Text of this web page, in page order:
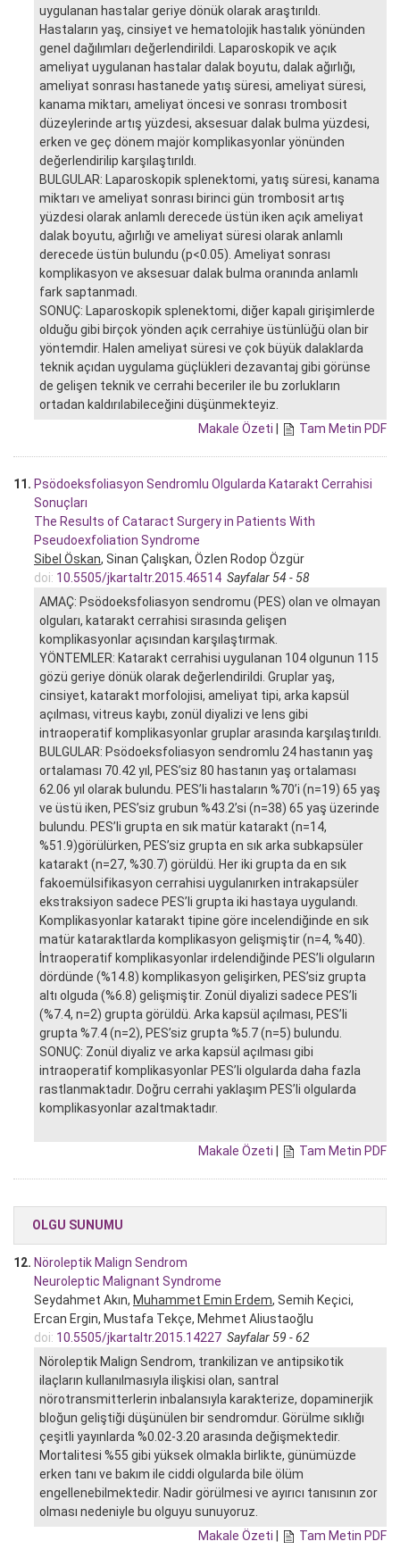
uygulanan hastalar geriye dönük olarak araştırıldı.
Hastaların yaş, cinsiyet ve hematolojik hastalık yönünden
genel dağılımları değerlendirildi. Laparoskopik ve açık
ameliyat uygulanan hastalar dalak boyutu, dalak ağırlığı,
ameliyat sonrası hastanede yatış süresi, ameliyat süresi,
kanama miktarı, ameliyat öncesi ve sonrası trombosit
düzeylerinde artış yüzdesi, aksesuar dalak bulma yüzdesi,
erken ve geç dönem majör komplikasyonlar yönünden
değerlendirilip karşılaştırıldı.
BULGULAR: Laparoskopik splenektomi, yatış süresi, kanama
miktarı ve ameliyat sonrası birinci gün trombosit artış
yüzdesi olarak anlamlı derecede üstün iken açık ameliyat
dalak boyutu, ağırlığı ve ameliyat süresi olarak anlamlı
derecede üstün bulundu (p<0.05). Ameliyat sonrası
komplikasyon ve aksesuar dalak bulma oranında anlamlı
fark saptanmadı.
SONUÇ: Laparoskopik splenektomi, diğer kapalı girişimlerde
olduğu gibi birçok yönden açık cerrahiye üstünlüğü olan bir
yöntemdir. Halen ameliyat süresi ve çok büyük dalaklarda
teknik açıdan uygulama güçlükleri dezavantaj gibi görünse
de gelişen teknik ve cerrahi beceriler ile bu zorlukların
ortadan kaldırılabileceğini düşünmekteyiz.
Makale Özeti | Tam Metin PDF
11. Psödoeksfoliasyon Sendromlu Olgularda Katarakt Cerrahisi
Sonuçları
The Results of Cataract Surgery in Patients With
Pseudoexfoliation Syndrome
Sibel Öskan, Sinan Çalışkan, Özlen Rodop Özgür
doi: 10.5505/jkartaltr.2015.46514 Sayfalar 54 - 58
AMAÇ: Psödoeksfoliasyon sendromu (PES) olan ve olmayan
olguları, katarakt cerrahisi sırasında gelişen
komplikasyonlar açısından karşılaştırmak.
YÖNTEMLER: Katarakt cerrahisi uygulanan 104 olgunun 115
gözü geriye dönük olarak değerlendirildi. Gruplar yaş,
cinsiyet, katarakt morfolojisi, ameliyat tipi, arka kapsül
açılması, vitreus kaybı, zonül diyalizi ve lens gibi
intraoperatif komplikasyonlar gruplar arasında karşılaştırıldı.
BULGULAR: Psödoeksfoliasyon sendromlu 24 hastanın yaş
ortalaması 70.42 yıl, PES’siz 80 hastanın yaş ortalaması
62.06 yıl olarak bulundu. PES’li hastaların %70’i (n=19) 65 yaş
ve üstü iken, PES’siz grubun %43.2’si (n=38) 65 yaş üzerinde
bulundu. PES’li grupta en sık matür katarakt (n=14,
%51.9)görülürken, PES’siz grupta en sık arka subkapsüler
katarakt (n=27, %30.7) görüldü. Her iki grupta da en sık
fakoemülsifikasyon cerrahisi uygulanırken intrakapsüler
ekstraksiyon sadece PES’li grupta iki hastaya uygulandı.
Komplikasyonlar katarakt tipine göre incelendiğinde en sık
matür kataraktlarda komplikasyon gelişmiştir (n=4, %40).
İntraoperatif komplikasyonlar irdelendiğinde PES’li olguların
dördünde (%14.8) komplikasyon gelişirken, PES’siz grupta
altı olguda (%6.8) gelişmiştir. Zonül diyalizi sadece PES’li
(%7.4, n=2) grupta görüldü. Arka kapsül açılması, PES’li
grupta %7.4 (n=2), PES’siz grupta %5.7 (n=5) bulundu.
SONUÇ: Zonül diyaliz ve arka kapsül açılması gibi
intraoperatif komplikasyonlar PES’li olgularda daha fazla
rastlanmaktadır. Doğru cerrahi yaklaşım PES’li olgularda
komplikasyonlar azaltmaktadır.
Makale Özeti | Tam Metin PDF
OLGU SUNUMU
12. Nöroleptik Malign Sendrom
Neuroleptic Malignant Syndrome
Seydahmet Akın, Muhammet Emin Erdem, Semih Keçici,
Ercan Ergin, Mustafa Tekçe, Mehmet Aliustaoğlu
doi: 10.5505/jkartaltr.2015.14227 Sayfalar 59 - 62
Nöroleptik Malign Sendrom, trankilizan ve antipsikotik
ilaçların kullanılmasıyla ilişkisi olan, santral
nörotransmitterlerin inbalansıyla karakterize, dopaminerjik
bloğun geliştiği düşünülen bir sendromdur. Görülme sıklığı
çeşitli yayınlarda %0.02-3.20 arasında değişmektedir.
Mortalitesi %55 gibi yüksek olmakla birlikte, günümüzde
erken tanı ve bakım ile ciddi olgularda bile ölüm
engellenebilmektedir. Nadir görülmesi ve ayırıcı tanısının zor
olması nedeniyle bu olguyu sunuyoruz.
Makale Özeti | Tam Metin PDF